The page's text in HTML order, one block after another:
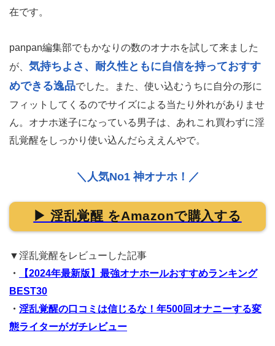
在です。
panpan編集部でもかなりの数のオナホを試して来ました
が、 気持ちよさ、耐久性ともに自信を持っておすす
めできる逸品でした。また、使い込むうちに自分の形に
フィットしてくるのでサイズによる当たり外れがありませ
ん。オナホ迷子になっている男子は、あれこれ買わずに淫
乱覚醒をしっかり使い込んだらええんやで。
＼人気No1 神オナホ！／
▶ 淫乱覚醒 をAmazonで購入する
▼淫乱覚醒をレビューした記事
・
【2024年最新版】最強オナホールおすすめランキング
BEST30
・ 淫乱覚醒の口コミは信じるな！年500回オナニーする変
態ライターがガチレビュー